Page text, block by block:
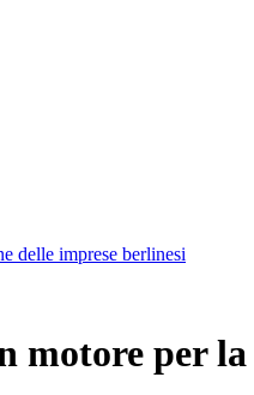
delle imprese berlinesi
per